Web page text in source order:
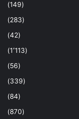
(149)
(283)
(42)
(1٬113)
(56)
(339)
(84)
(870)